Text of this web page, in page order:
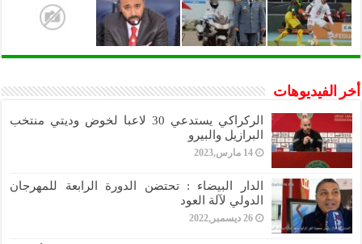
أخر الفيديوهات
الركراكي يستدعي 30 لاعبا لخوض وديتي منتخب
البرازيل والبيرو
14 مارس,2023
الدار البيضاء : تحتضن الدورة الرابعة للمهرجان
الدولي لآلة العود
26 ديسمبر,2022